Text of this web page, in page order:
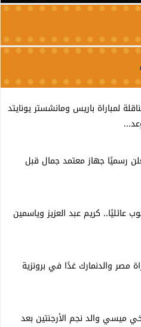
لمباراة باريس ومانشستر يونايتد
رسميًا جهاز معتمد جمال قبل
عائليًا.. كريم عبد العزيز وياسمين
مصر والدنمارك غدًا في برونزية
ميسي والد نجم الأرجنتين بعد